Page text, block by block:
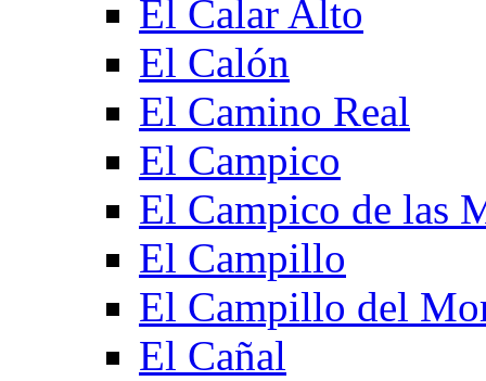
El Calar Alto
El Calón
El Camino Real
El Campico
El Campico de las
El Campillo
El Campillo del
El Cañal